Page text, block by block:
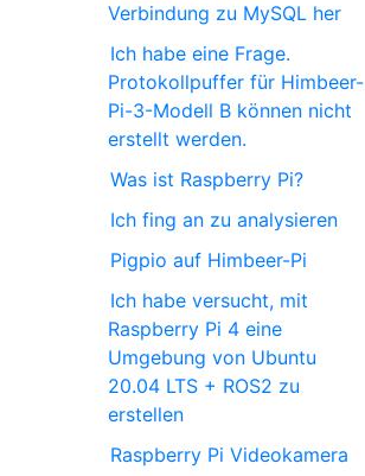
Verbindung zu MySQL her
Ich habe eine Frage.
Protokollpuffer für Himbeer-
Pi-3-Modell B können nicht
erstellt werden.
Was ist Raspberry Pi?
Ich fing an zu analysieren
Pigpio auf Himbeer-Pi
Ich habe versucht, mit
Raspberry Pi 4 eine
Umgebung von Ubuntu
20.04 LTS + ROS2 zu
erstellen
Raspberry Pi Videokamera